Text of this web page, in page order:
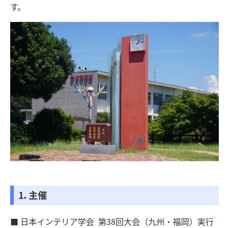
す。
1．主催
■ 日本インテリア学会 第38回大会（九州・福岡）実行